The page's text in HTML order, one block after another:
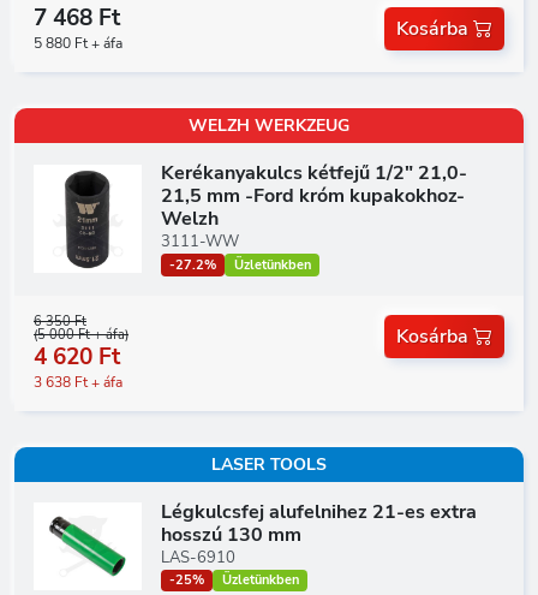
7 468 Ft
5 880 Ft + áfa
Kosárba
WELZH WERKZEUG
Kerékanyakulcs kétfejű 1/2" 21,0-
21,5 mm -Ford króm kupakokhoz-
Welzh
3111-WW
-27.2% Üzletünkben
6 350 Ft
(5 000 Ft + áfa)
4 620 Ft
3 638 Ft + áfa
Kosárba
LASER TOOLS
Légkulcsfej alufelnihez 21-es extra
hosszú 130 mm
LAS-6910
-25% Üzletünkben